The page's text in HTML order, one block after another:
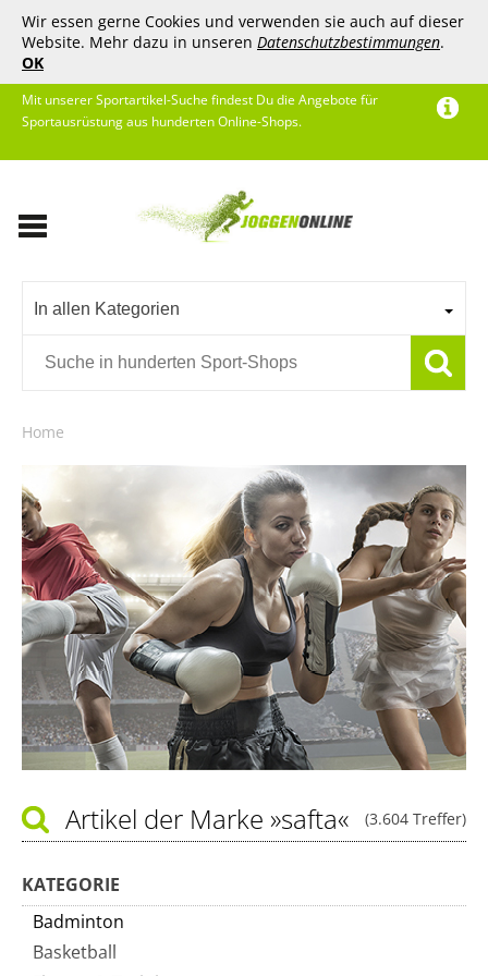
Wir essen gerne Cookies und verwenden sie auch auf dieser
Website. Mehr dazu in unseren Datenschutzbestimmungen.
OK
Mit unserer Sportartikel-Suche findest Du die Angebote für
Sportausrüstung aus hunderten Online-Shops.
In allen Kategorien
Home
(3.604 Treffer)
Artikel der Marke »safta«
KATEGORIE
Badminton
Basketball